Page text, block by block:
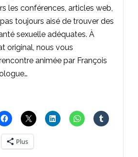
les conférences, articles web,
pas toujours aisé de trouver des
sexuelle adéquates. À
original, nous vous
animée par François
Plus